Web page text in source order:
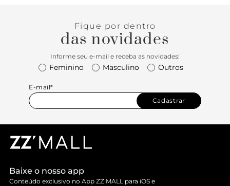
Fique por dentro
das novidades
Informe seu e-mail e receba as novidades!
Feminino Masculino Outros
E-mail*
Cadastrar
Baixe o nosso app
Conteúdo exclusivo no App ZZ MALL para iOS e